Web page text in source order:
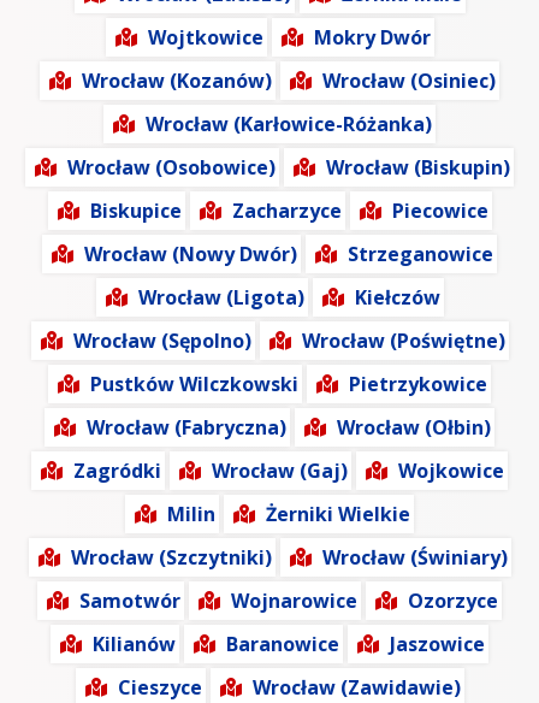
Wojtkowice
Mokry Dwór
Wrocław (Kozanów)
Wrocław (Osiniec)
Wrocław (Karłowice-Różanka)
Wrocław (Osobowice)
Wrocław (Biskupin)
Biskupice
Zacharzyce
Piecowice
Wrocław (Nowy Dwór)
Strzeganowice
Wrocław (Ligota)
Kiełczów
Wrocław (Sępolno)
Wrocław (Poświętne)
Pustków Wilczkowski
Pietrzykowice
Wrocław (Fabryczna)
Wrocław (Ołbin)
Zagródki
Wrocław (Gaj)
Wojkowice
Milin
Żerniki Wielkie
Wrocław (Szczytniki)
Wrocław (Świniary)
Samotwór
Wojnarowice
Ozorzyce
Kilianów
Baranowice
Jaszowice
Cieszyce
Wrocław (Zawidawie)